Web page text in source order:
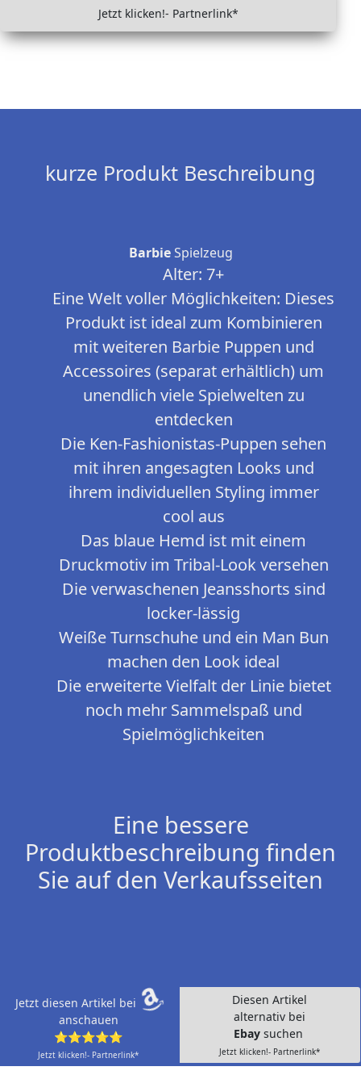
Jetzt klicken!- Partnerlink*
kurze Produkt Beschreibung
BarbieSpielzeug
Alter: 7+
Eine Welt voller Möglichkeiten: Dieses
Produkt ist ideal zum Kombinieren
mit weiteren Barbie Puppen und
Accessoires (separat erhältlich) um
unendlich viele Spielwelten zu
entdecken
​Die Ken-Fashionistas-Puppen sehen
mit ihren angesagten Looks und
ihrem individuellen Styling immer
cool aus
​Das blaue Hemd ist mit einem
Druckmotiv im Tribal-Look versehen
​Die verwaschenen Jeansshorts sind
locker-lässig
​Weiße Turnschuhe und ein Man Bun
machen den Look ideal
Die erweiterte Vielfalt der Linie bietet
noch mehr Sammelspaß und
Spielmöglichkeiten
Eine bessere
Produktbeschreibung finden
Sie auf den Verkaufsseiten
Jetzt diesen Artikel bei
anschauen
⭐⭐⭐⭐⭐
Jetzt klicken!- Partnerlink*
Diesen Artikel
alternativ bei
Ebay suchen
Jetzt klicken!- Partnerlink*